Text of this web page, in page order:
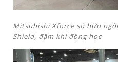
Mitsubishi Xforce sở hữu
Shield, đậm khí động học